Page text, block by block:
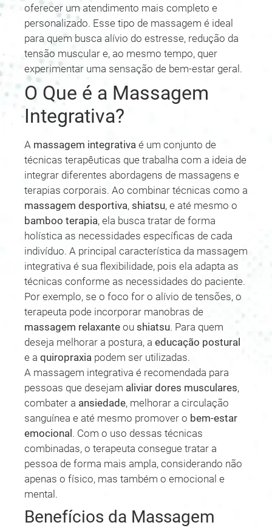
oferecer um atendimento mais completo e
personalizado. Esse tipo de massagem é ideal
para quem busca alívio do estresse, redução da
tensão muscular e, ao mesmo tempo, quer
experimentar uma sensação de bem-estar geral.
O Que é a Massagem
Integrativa?
A massagem integrativa é um conjunto de
técnicas terapêuticas que trabalha com a ideia de
integrar diferentes abordagens de massagens e
terapias corporais. Ao combinar técnicas como a
massagem desportiva, shiatsu, e até mesmo o
bamboo terapia, ela busca tratar de forma
holística as necessidades específicas de cada
indivíduo. A principal característica da massagem
integrativa é sua flexibilidade, pois ela adapta as
técnicas conforme as necessidades do paciente.
Por exemplo, se o foco for o alívio de tensões, o
terapeuta pode incorporar manobras de
massagem relaxante ou shiatsu. Para quem
deseja melhorar a postura, a educação postural
e a quiropraxia podem ser utilizadas.
A massagem integrativa é recomendada para
pessoas que desejam aliviar dores musculares,
combater a ansiedade, melhorar a circulação
sanguínea e até mesmo promover o bem-estar
emocional . Com o uso dessas técnicas
combinadas, o terapeuta consegue tratar a
pessoa de forma mais ampla, considerando não
apenas o físico, mas também o emocional e
mental.
Benefícios da Massagem